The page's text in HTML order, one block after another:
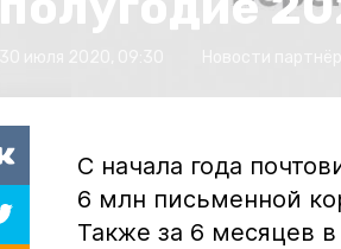
С начала года
6 млн письменной
Также за 6 месяцев